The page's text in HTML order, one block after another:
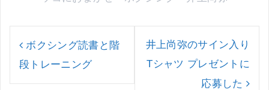
稿
ナ
ビ
ボクシング読書と階
段トレーニング
井上尚弥のサイン入り
Tシャツ プレゼントに
応募した